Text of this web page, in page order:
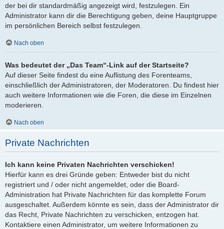
der bei dir standardmäßig angezeigt wird, festzulegen. Ein
Administrator kann dir die Berechtigung geben, deine Hauptgruppe
im persönlichen Bereich selbst festzulegen.
Nach oben
Was bedeutet der „Das Team“-Link auf der Startseite?
Auf dieser Seite findest du eine Auflistung des Forenteams,
einschließlich der Administratoren, der Moderatoren. Du findest hier
auch weitere Informationen wie die Foren, die diese im Einzelnen
moderieren.
Nach oben
Private Nachrichten
Ich kann keine Privaten Nachrichten verschicken!
Hierfür kann es drei Gründe geben: Entweder bist du nicht
registriert und / oder nicht angemeldet, oder die Board-
Administration hat Private Nachrichten für das komplette Forum
ausgeschaltet. Außerdem könnte es sein, dass der Administrator dir
das Recht, Private Nachrichten zu verschicken, entzogen hat.
Kontaktiere einen Administrator, um weitere Informationen zu